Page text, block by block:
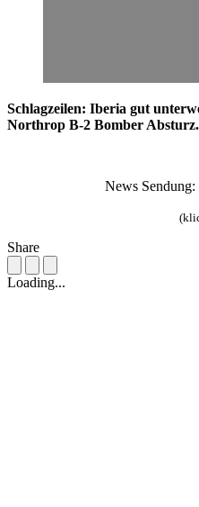
Schlagzeilen: Iberia gut
Northrop B-2 Bomber Absturz.
News
Share
Loading...